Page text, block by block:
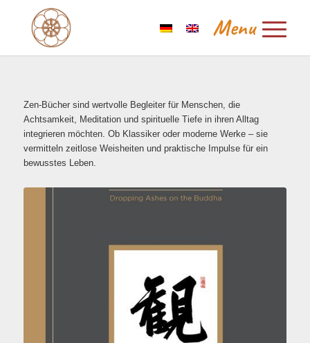
Zen-Bücher sind wertvolle Begleiter für Menschen, die
Achtsamkeit, Meditation und spirituelle Tiefe in ihren Alltag
integrieren möchten. Ob Klassiker oder moderne Werke – sie
vermitteln zeitlose Weisheiten und praktische Impulse für ein
bewusstes Leben.